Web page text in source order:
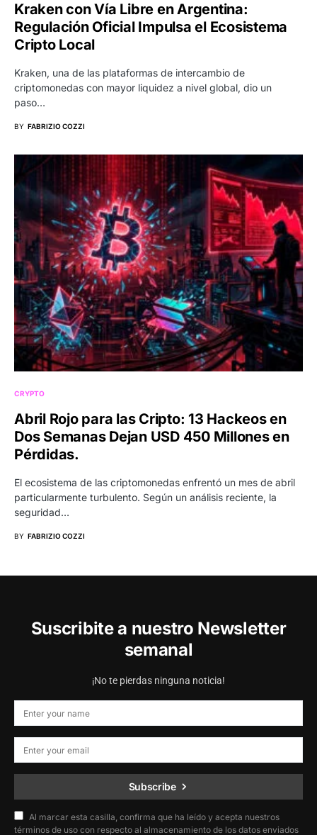
Kraken con Vía Libre en Argentina:
Regulación Oficial Impulsa el Ecosistema
Cripto Local
Kraken, una de las plataformas de intercambio de
criptomonedas con mayor liquidez a nivel global, dio un
paso…
BY FABRIZIO COZZI
CRYPTO
Abril Rojo para las Cripto: 13 Hackeos en
Dos Semanas Dejan USD 450 Millones en
Pérdidas.
El ecosistema de las criptomonedas enfrentó un mes de abril
particularmente turbulento. Según un análisis reciente, la
seguridad…
BY FABRIZIO COZZI
Suscribite a nuestro Newsletter
semanal
¡No te pierdas ninguna noticia!
Subscribe
Al marcar esta casilla, confirma que ha leído y acepta nuestros
términos de uso con respecto al almacenamiento de los datos enviados